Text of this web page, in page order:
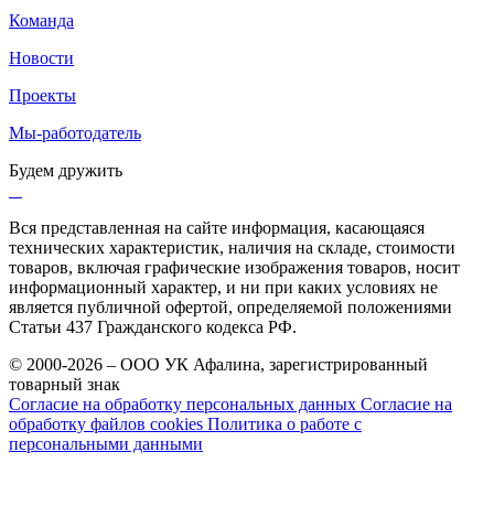
Команда
Новости
Проекты
Мы-работодатель
Будем дружить
Вся представленная на сайте информация, касающаяся
технических характеристик, наличия на складе, стоимости
товаров, включая графические изображения товаров, носит
информационный характер, и ни при каких условиях не
является публичной офертой, определяемой положениями
Статьи 437 Гражданского кодекса РФ.
© 2000-2026 – ООО УК Афалина, зарегистрированный
товарный знак
Согласие на обработку персональных данных Согласие на
обработку файлов cookies Политика о работе с
персональными данными